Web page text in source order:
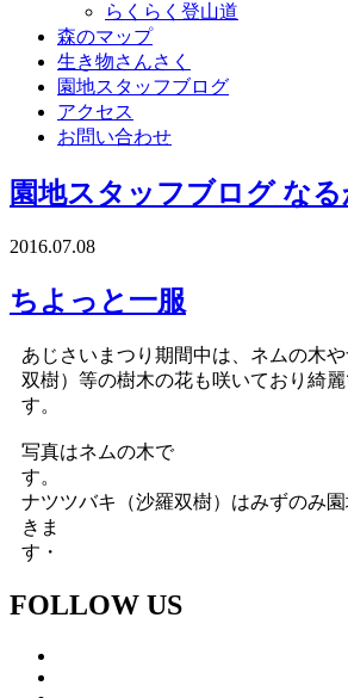
らくらく登山道
森のマップ
生き物さんさく
園地スタッフブログ
アクセス
お問い合わせ
園地スタッフブログ な
2016.07.08
ちよっと一服
あじさいまつり期間中は、ネムの木
双樹）等の樹木の花も咲いており綺
写真はネムの木で
ナツツバキ（沙羅双樹）はみずのみ
きま
す
FOLLOW US